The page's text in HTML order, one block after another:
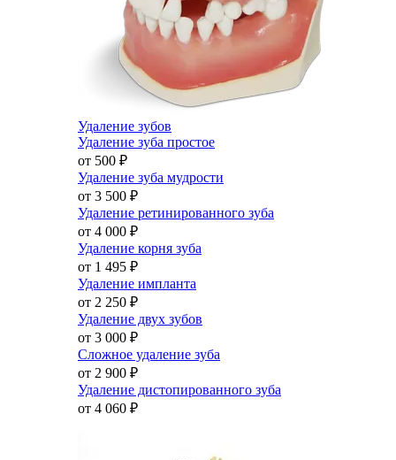
Удаление зубов
Удаление зуба простое
от 500 ₽
Удаление зуба мудрости
от 3 500 ₽
Удаление ретинированного зуба
от 4 000 ₽
Удаление корня зуба
от 1 495 ₽
Удаление импланта
от 2 250 ₽
Удаление двух зубов
от 3 000 ₽
Сложное удаление зуба
от 2 900 ₽
Удаление дистопированного зуба
от 4 060 ₽